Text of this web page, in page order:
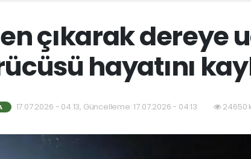
çıkarak dereye
hayatını
17.07.2026 - 04:13, Güncelleme: 17.07.2026 - 04:13 24650